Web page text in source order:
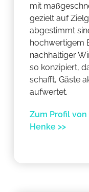
mit
gezielt auf
abgestimmt
hochwertigem
nachhaltiger
so konzipiert,
schafft, Gäste
aufwertet.
Zum Profil
Henke >>